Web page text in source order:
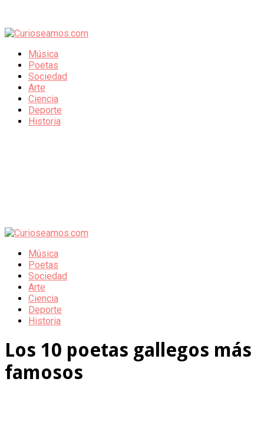
Música
Poetas
Sociedad
Arte
Ciencia
Deporte
Historia
Música
Poetas
Sociedad
Arte
Ciencia
Deporte
Historia
Los 10 poetas gallegos más
famosos